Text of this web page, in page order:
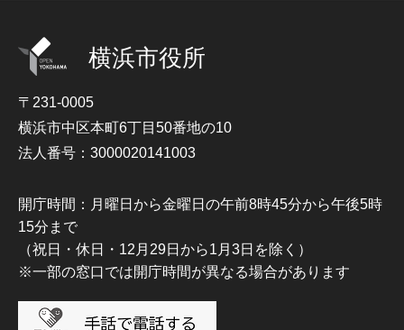
横浜市役所
〒231-0005
横浜市中区本町6丁目50番地の10
法人番号：3000020141003
開庁時間：月曜日から金曜日の午前8時45分から午後5時
15分まで
（祝日・休日・12月29日から1月3日を除く）
※一部の窓口では開庁時間が異なる場合があります